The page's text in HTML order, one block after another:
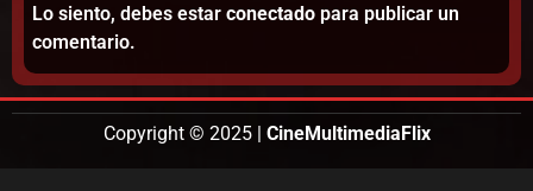
Lo siento, debes estar conectado para publicar un
comentario.
Copyright © 2025 | CineMultimediaFlix